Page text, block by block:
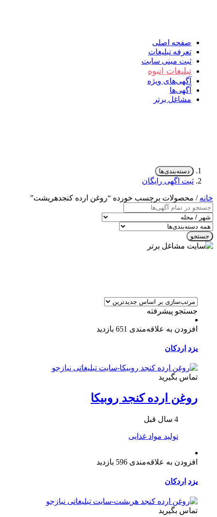
صفحه اصلی
تعرفه تبلیغات
ثبت مینی سایت
تبلیغات انبوه
آگهی‌های ویژه
آگهی‌ها
مشاغل برتر
دسته‌بندی‌ها
ثبت اگهی رایگان
خانه / محصولات برچسب خورده “روغن ارده کنجدهریشت”
جستجو
جستجو پیشرفته
افزودن به علاقه‌مندی 651 بازدید
یزد اردکان
تماس بگیرید
روغن ارده کنجد روبیکا
4 سال قبل
تولید مواد غذایی
افزودن به علاقه‌مندی 596 بازدید
یزد اردکان
تماس بگیرید